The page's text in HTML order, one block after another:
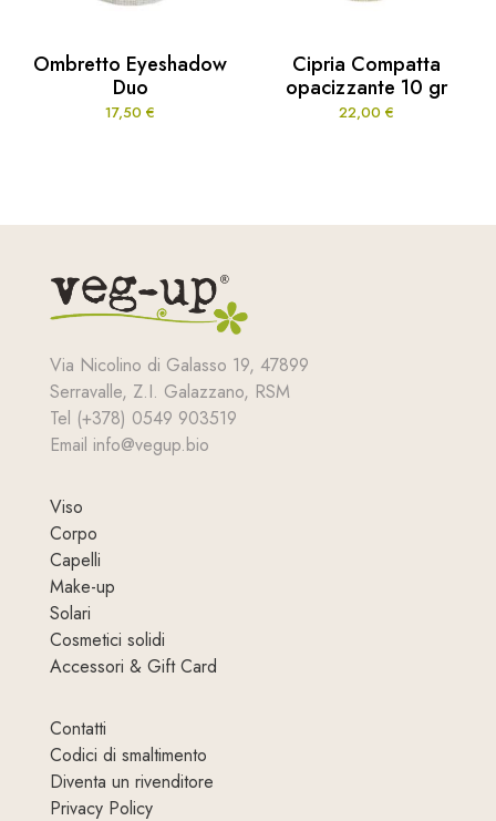
Ombretto Eyeshadow
Duo
17,50 €
Cipria Compatta
opacizzante 10 gr
22,00 €
Via Nicolino di Galasso 19, 47899
Serravalle, Z.I. Galazzano, RSM
Tel (+378) 0549 903519
Email info@vegup.bio
Viso
Corpo
Capelli
Make-up
Solari
Cosmetici solidi
Accessori & Gift Card
Contatti
Codici di smaltimento
Diventa un rivenditore
Privacy Policy